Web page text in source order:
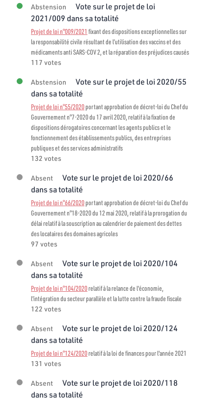
Abstension
Vote sur le projet de loi
2021/009 dans sa totalité
Projet de loi n°009/2021 fixant des dispositions exceptionnelles sur
la responsabilité civile résultant de l’utilisation des vaccins et des
médicaments anti SARS-COV 2, et la réparation des préjudices causés
117 votes
Abstension
Vote sur le projet de loi 2020/55
dans sa totalité
Projet de loi n°55/2020portant approbation de décret-loi du Chef du
Gouvernement n°7-2020 du 17 avril 2020, relatif à la fixation de
dispositions dérogatoires concernant les agents publics et le
fonctionnement des établissements publics, des entreprises
publiques et des services administratifs
132 votes
Absent
Vote sur le projet de loi 2020/66
dans sa totalité
Projet de loi n°66/2020portant approbation de décret-loi du Chef du
Gouvernement n°18-2020 du 12 mai 2020, relatif à la prorogation du
délai relatif à la souscription au calendrier de paiement des dettes
des locataires des domaines agricoles
97 votes
Absent
Vote sur le projet de loi 2020/104
dans sa totalité
Projet de loi n°104/2020relatif à la relance de l'économie,
l'intégration du secteur parallèle et la lutte contre la fraude fiscale
122 votes
Absent
Vote sur le projet de loi 2020/124
dans sa totalité
Projet de loi n°124/2020relatif à la loi de finances pour l'année 2021
131 votes
Absent
Vote sur le projet de loi 2020/118
dans sa totalité